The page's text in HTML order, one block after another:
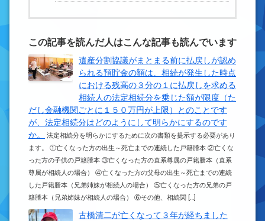
この記事を読んだ人はこんな記事も読んでいます
遺産分割協議がまとまる前に払戻しが認め
られる預貯金の額は、相続が発生した時点
における残高の３分の１に払戻しを求める
相続人の法定相続分を乗じた額が限度（た
だし金融機関ごとに１５０万円が上限）とのことです
が、法定相続分はどのようにして明らかにするのです
か。
法定相続分を明らかにするために次の書類を提示する必要があり
ます。 ①亡くなった方の出生～死亡までの連続した戸籍謄本 ②亡くな
った方の子供の戸籍謄本 ③亡くなった方の直系尊属の戸籍謄本（直系
尊属が相続人の場合） ④亡くなった方の父母の出生～死亡までの連続
した戸籍謄本（兄弟姉妹が相続人の場合） ⑤亡くなった方の兄弟の戸
籍謄本（兄弟姉妹が相続人の場合） ⑥その他、相続関 […]
古橋清二が亡くなって３年が経ちました